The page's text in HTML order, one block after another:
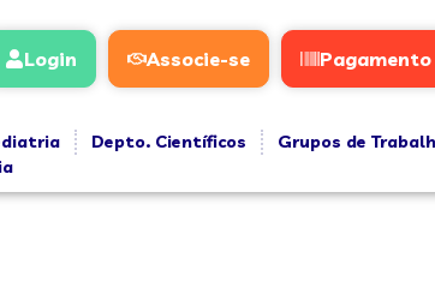
Login Associe-se Pagamento
Depto. Científicos Grupos de